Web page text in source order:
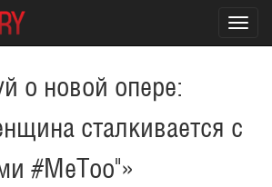
о новой опере:
сталкивается с
#MeToo"»